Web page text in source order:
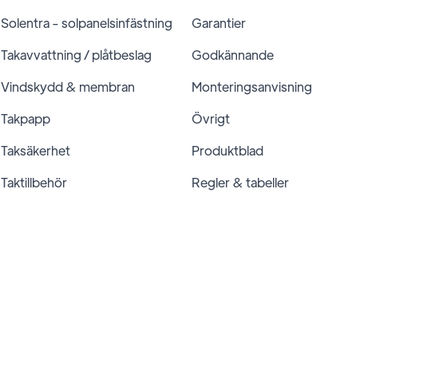
Solentra - solpanelsinfästning
Takavvattning / plåtbeslag
Vindskydd & membran
Takpapp
Taksäkerhet
Taktillbehör
Garantier
Godkännande
Monteringsanvisning
Övrigt
Produktblad
Regler & tabeller